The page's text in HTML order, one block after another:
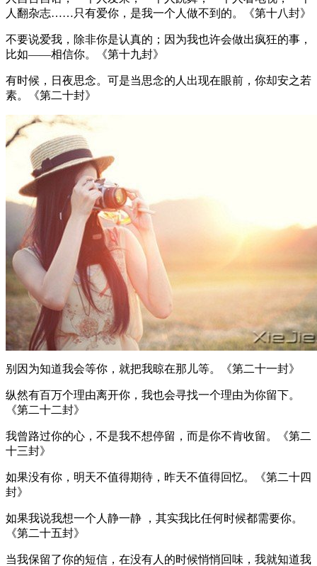
人翻杂志……只有爱你，是我一个人做不到的。《第十八封》
不要说爱我，除非你是认真的；因为我也许会做出疯狂的事，
比如——相信你。《第十九封》
有时候，日夜思念。可是当思念的人出现在眼前，你却安之若
素。《第二十封》
别因为知道我会等你，就把我晾在那儿等。《第二十一封》
纵然有百万个理由离开你，我也会寻找一个理由为你留下。
《第二十二封》
我曾路过你的心，不是我不想停留，而是你不肯收留。《第二
十三封》
如果没有你，明天不值得期待，昨天不值得回忆。《第二十四
封》
如果我说我想一个人静一静 ，其实我比任何时候都需要你。
《第二十五封》
当我保留了你的短信，在没有人的时候悄悄回味，我就知道我